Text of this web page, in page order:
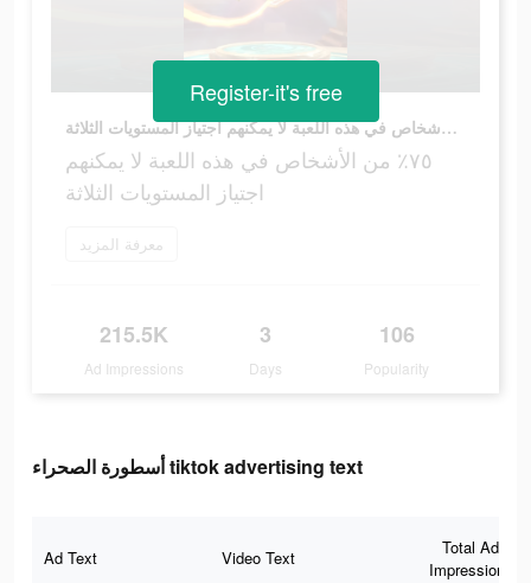
٧٥٪ من الأشخاص في هذه اللعبة لا يمكنهم اجتياز المستويات الثلاثة
٧٥٪ من الأشخاص في هذه اللعبة لا يمكنهم
اجتياز المستويات الثلاثة
معرفة المزيد
215.5K
Ad Impressions
3
Days
106
Popularity
Register-it's free
أسطورة الصحراء tiktok advertising text
Ad Text Video Text
Total Ad
Impressions